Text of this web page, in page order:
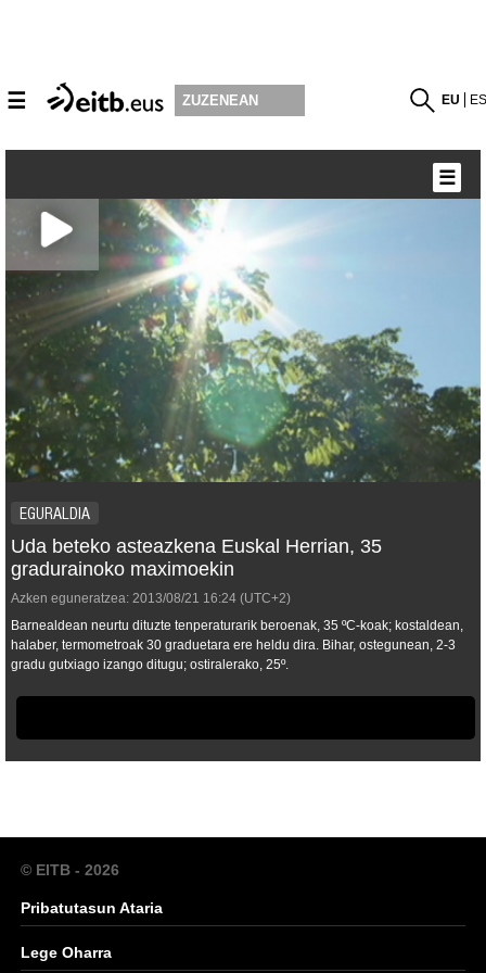
☰ ZUZENEAN EU
EGURALDIA
Uda beteko asteazkena Euskal Herrian, 35
gradurainoko maximoekin
Azken eguneratzea: 2013/08/21 16:24 (UTC+2)
Barnealdean neurtu dituzte tenperaturarik beroenak, 35 ºC-koak; kostaldean,
halaber, termometroak 30 graduetara ere heldu dira. Bihar, ostegunean, 2-3
gradu gutxiago izango ditugu; ostiralerako, 25º.
☰
© EITB - 2026
Pribatutasun Ataria
Lege Oharra